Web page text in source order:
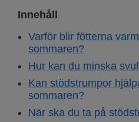
Innehåll
Varför blir fötterna
sommaren?
Hur kan du minska
Kan stödstrumpor
sommaren?
När ska du ta på